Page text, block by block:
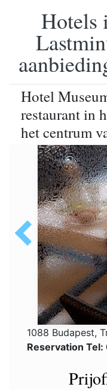
Hotels
Hotel
restaurant in
het centrum
1088 Budapest,
Reservation